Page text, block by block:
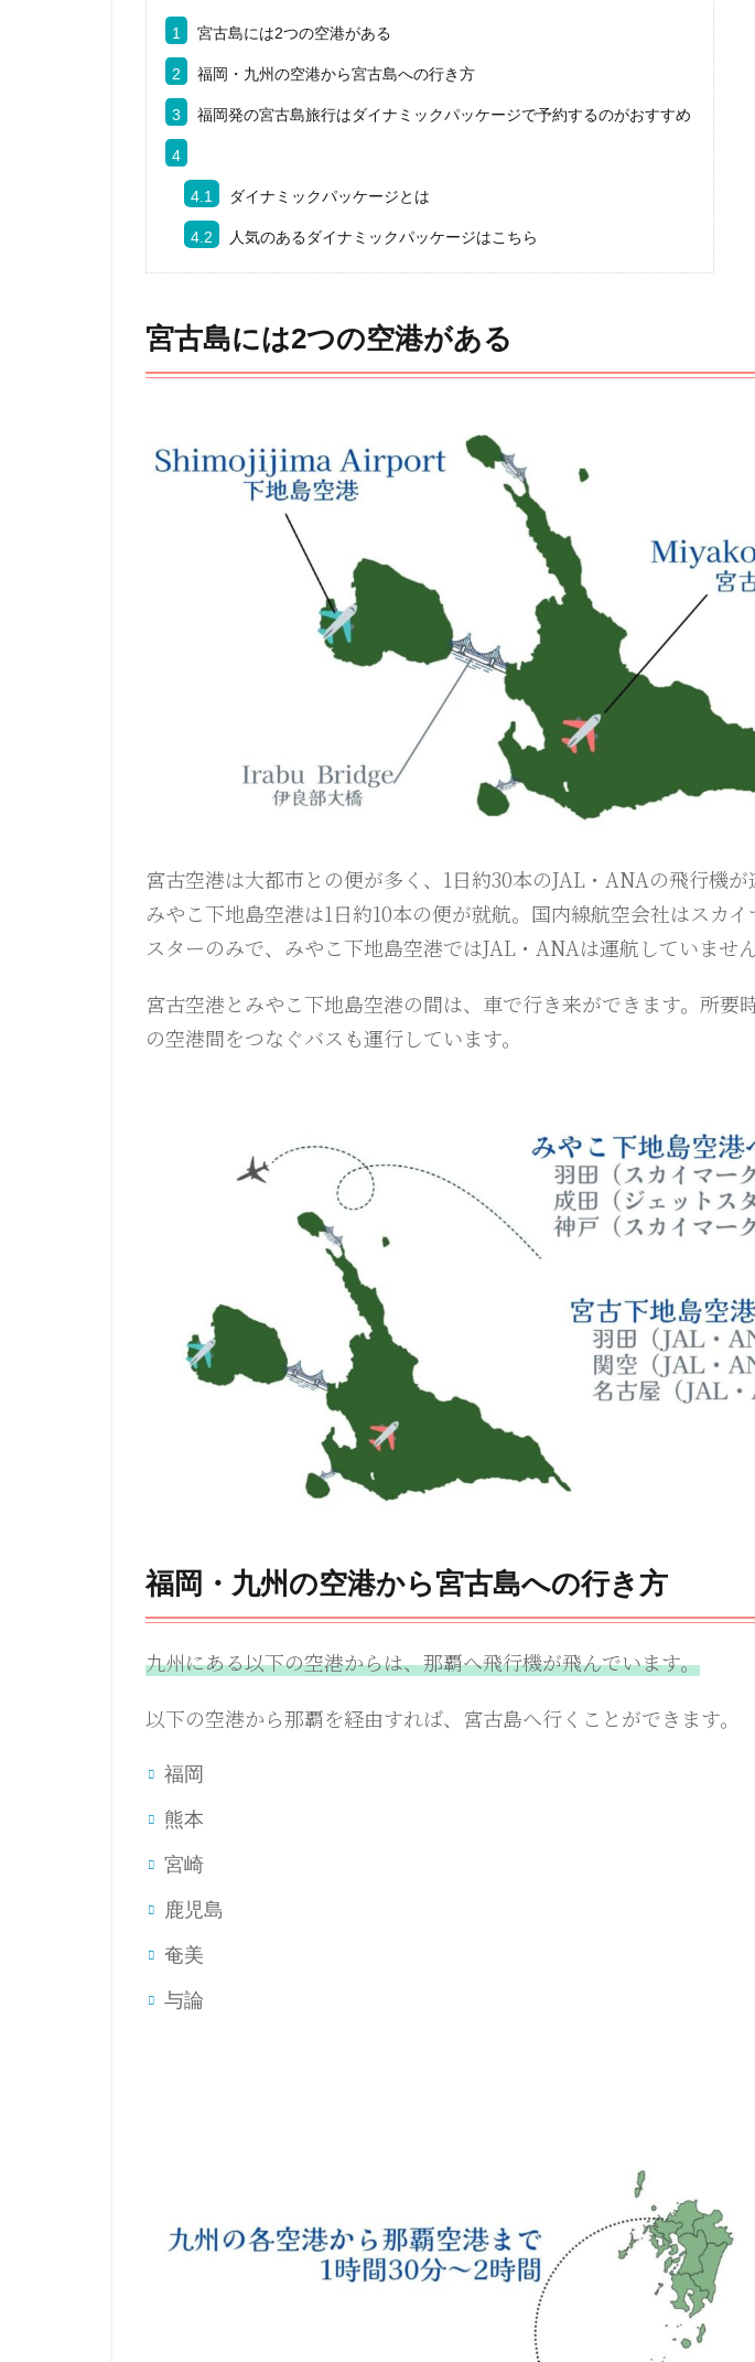
1 宮古島には2つの空港がある
2 福岡・九州の空港から宮古島への行き方
3 福岡発の宮古島旅行はダイナミックパッケージで予約するのがおすすめ
4
4.1 ダイナミックパッケージとは
4.2 人気のあるダイナミックパッケージはこちら
宮古島には2つの空港がある
宮古空港は大都市との便が多く、1日約30本のJAL・ANAの飛行機が
みやこ下地島空港は1日約10本の便が就航。国内線航空会社はスカイ
スターのみで、みやこ下地島空港ではJAL・ANAは運航していません
宮古空港とみやこ下地島空港の間は、車で行き来ができます。所要
の空港間をつなぐバスも運行しています。
福岡・九州の空港から宮古島への行き方
九州にある以下の空港からは、那覇へ飛行機が飛んでいます。
以下の空港から那覇を経由すれば、宮古島へ行くことができます。
福岡
熊本
宮崎
鹿児島
奄美
与論